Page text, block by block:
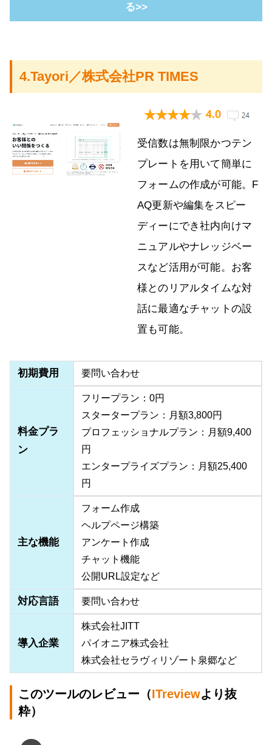
る>>
4.Tayori／株式会社PR TIMES
受信数は無制限かつテン
プレートを用いて簡単に
フォームの作成が可能。F
AQ更新や編集をスピー
ディーにでき社内向けマ
ニュアルやナレッジベー
スなど活用が可能。お客
様とのリアルタイムな対
話に最適なチャットの設
置も可能。
初期費用 要問い合わせ
料金プラ
ン
フリープラン：0円
スタータープラン：月額3,800円
プロフェッショナルプラン：月額9,400
円
エンタープライズプラン：月額25,400
円
主な機能
フォーム作成
ヘルプページ構築
アンケート作成
チャット機能
公開URL設定など
対応言語 要問い合わせ
導入企業
株式会社JITT
パイオニア株式会社
株式会社セラヴィリゾート泉郷など
このツールのレビュー（ITreviewより抜
粋）